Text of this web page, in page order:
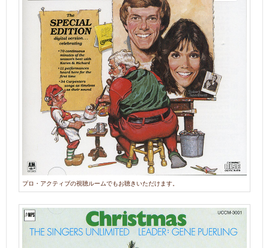
プロ・アクティブの視聴ルームでもお聴きいただけます。